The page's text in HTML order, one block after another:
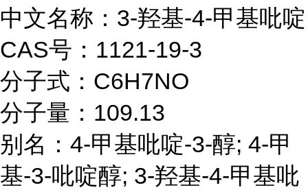
中文名称：3-羟基-4-甲基吡啶
CAS号：1121-19-3
分子式：C6H7NO
分子量：109.13
别名：4-甲基吡啶-3-醇; 4-甲
基-3-吡啶醇; 3-羟基-4-甲基吡